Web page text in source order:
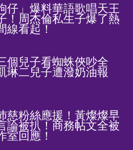
仔」爆料華語歌唱天王
！周杰倫私生子爆了熱
線看起！
個兒子看蜘蛛俠吵全
琳二兒子遭潑奶油報
慈粉絲應援！黃燦燦早
論被扒！商務帖文全被
室回應！